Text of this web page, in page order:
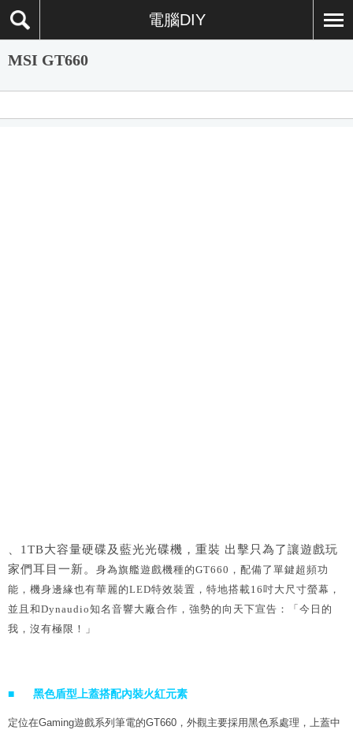
電腦DIY
MSI GT660
、1TB大容量硬碟及藍光光碟機，重裝 出擊只為了讓遊戲玩
家們耳目一新。 身為旗艦遊戲機種的GT660，配備了單鍵超頻功
能，機身邊緣也有華麗的LED特效裝置，特地搭載16吋大尺寸螢幕，
並且和Dynaudio知名音響大廠合作，強勢的向天下宣告：「今日的
我，沒有極限！」
■ 黑色盾型上蓋搭配內裝火紅元素
定位在Gaming遊戲系列筆電的GT660，外觀主要採用黑色系處理，上蓋中